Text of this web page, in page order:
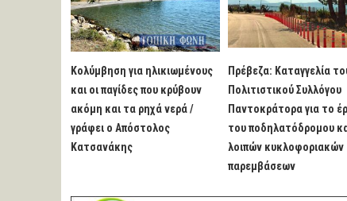
Κολύμβηση για ηλικιωμένους
και οι παγίδες που κρύβουν
ακόμη και τα ρηχά νερά /
γράφει ο Απόστολος
Κατσανάκης
Πρέβεζα: Καταγγελία
Πολιτιστικού Συλλόγου
Παντοκράτορα για το
του ποδηλατόδρομου
λοιπών κυκλοφοριακών
παρεμβάσεων